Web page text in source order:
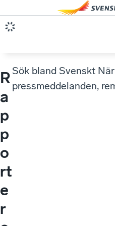
R
a
p
p
o
rt
e
r
Sök bland Svenskt
pressmeddelanden,